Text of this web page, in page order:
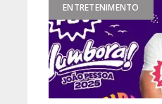
ENTRETENIMENTO